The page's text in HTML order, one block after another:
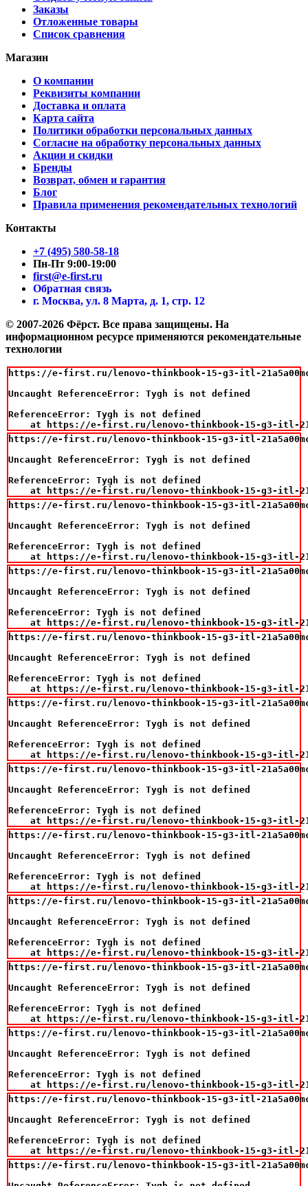
Заказы
Отложенные товары
Список сравнения
Магазин
О компании
Реквизиты компании
Доставка и оплата
Карта сайта
Политики обработки персональных данных
Согласие на обработку персональных данных
Акции и скидки
Бренды
Возврат, обмен и гарантия
Блог
Правила применения рекомендательных технологий
Контакты
+7 (495) 580-58-18
Пн-Пт 9:00-19:00
first@e-first.ru
Обратная связь
г. Москва, ул. 8 Марта, д. 1, стр. 12
© 2007-2026 Фёрст. Все права защищены. На
информационном ресурсе применяются рекомендательные
технологии
https://e-first.ru/lenovo-thinkbook-15-g3-itl-
Uncaught ReferenceError: Tygh is not defined
ReferenceError: Tygh is not defined
at https://e-first.ru/lenovo-thinkbook-15-g3-
https://e-first.ru/lenovo-thinkbook-15-g3-itl-
Uncaught ReferenceError: Tygh is not defined
ReferenceError: Tygh is not defined
at https://e-first.ru/lenovo-thinkbook-15-g3-
https://e-first.ru/lenovo-thinkbook-15-g3-itl-
Uncaught ReferenceError: Tygh is not defined
ReferenceError: Tygh is not defined
at https://e-first.ru/lenovo-thinkbook-15-g3-
https://e-first.ru/lenovo-thinkbook-15-g3-itl-
Uncaught ReferenceError: Tygh is not defined
ReferenceError: Tygh is not defined
at https://e-first.ru/lenovo-thinkbook-15-g3-
https://e-first.ru/lenovo-thinkbook-15-g3-itl-
Uncaught ReferenceError: Tygh is not defined
ReferenceError: Tygh is not defined
at https://e-first.ru/lenovo-thinkbook-15-g3-
https://e-first.ru/lenovo-thinkbook-15-g3-itl-
Uncaught ReferenceError: Tygh is not defined
ReferenceError: Tygh is not defined
at https://e-first.ru/lenovo-thinkbook-15-g3-
https://e-first.ru/lenovo-thinkbook-15-g3-itl-
Uncaught ReferenceError: Tygh is not defined
ReferenceError: Tygh is not defined
at https://e-first.ru/lenovo-thinkbook-15-g3-
https://e-first.ru/lenovo-thinkbook-15-g3-itl-
Uncaught ReferenceError: Tygh is not defined
ReferenceError: Tygh is not defined
at https://e-first.ru/lenovo-thinkbook-15-g3-
https://e-first.ru/lenovo-thinkbook-15-g3-itl-
Uncaught ReferenceError: Tygh is not defined
ReferenceError: Tygh is not defined
at https://e-first.ru/lenovo-thinkbook-15-g3-
https://e-first.ru/lenovo-thinkbook-15-g3-itl-
Uncaught ReferenceError: Tygh is not defined
ReferenceError: Tygh is not defined
at https://e-first.ru/lenovo-thinkbook-15-g3-
https://e-first.ru/lenovo-thinkbook-15-g3-itl-
Uncaught ReferenceError: Tygh is not defined
ReferenceError: Tygh is not defined
at https://e-first.ru/lenovo-thinkbook-15-g3-
https://e-first.ru/lenovo-thinkbook-15-g3-itl-
Uncaught ReferenceError: Tygh is not defined
ReferenceError: Tygh is not defined
at https://e-first.ru/lenovo-thinkbook-15-g3-
https://e-first.ru/lenovo-thinkbook-15-g3-itl-